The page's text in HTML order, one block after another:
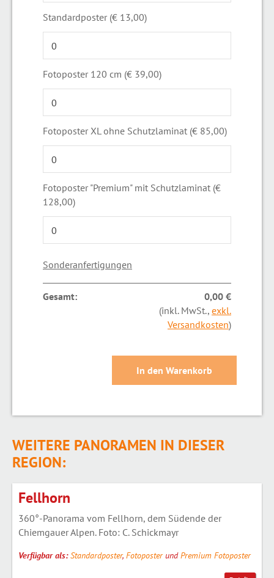
Standardposter (€ 13,00)
Fotoposter 120 cm (€ 39,00)
Fotoposter XL ohne Schutzlaminat (€ 85,00)
Fotoposter "Premium" mit Schutzlaminat (€
128,00)
Sonderanfertigungen
Gesamt:
0,00 €
(inkl. MwSt., exkl.
Versandkosten)
WEITERE PANORAMEN IN DIESER
REGION:
Fellhorn
360°-Panorama vom Fellhorn, dem Südende der
Chiemgauer Alpen. Foto: C. Schickmayr
Verfügbar als:Standardposter, FotoposterundPremium Fotoposter